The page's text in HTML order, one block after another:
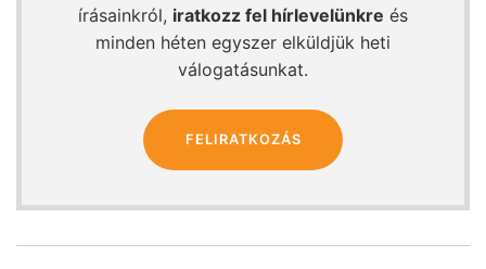
írásainkról, iratkozz fel hírlevelünkre és
minden héten egyszer elküldjük heti
válogatásunkat.
FELIRATKOZÁS